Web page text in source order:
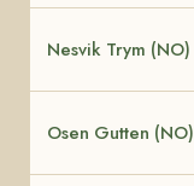
Nesvik Trym (NO)
Osen Gutten (NO)